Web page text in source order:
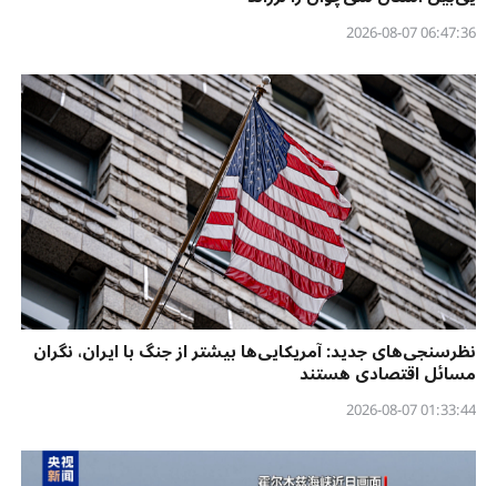
06:47:36 2026-08-07
نظرسنجی‌‌های جدید: آمریکایی‌ها بیشتر از جنگ با ایران، نگران
مسائل اقتصادی هستند
01:33:44 2026-08-07